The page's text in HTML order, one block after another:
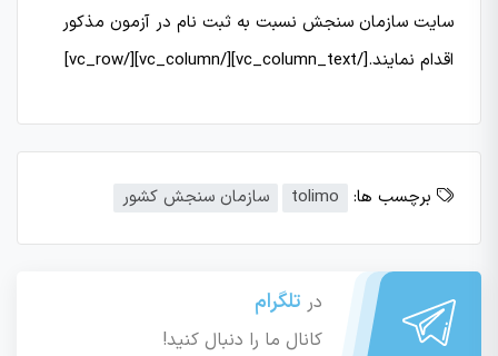
سایت سازمان سنجش نسبت به ثبت نام در آزمون مذکور
اقدام نمایند.[/vc_column_text][/vc_column][/vc_row]
برچسب ها: tolimo سازمان سنجش کشور
در تلگرام
کانال ما را دنبال کنید!